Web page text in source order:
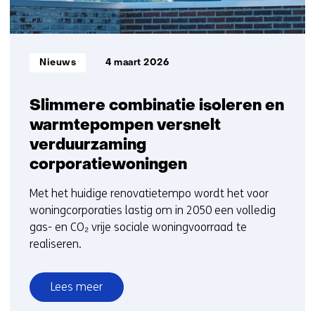
Slimmere combinatie isoleren en
warmtepompen versnelt
verduurzaming
corporatiewoningen
Informatietype:
Nieuws 4 maart 2026
Met het huidige renovatietempo wordt het voor
woningcorporaties lastig om in 2050 een volledig
gas- en CO₂ vrije sociale woningvoorraad te
realiseren.
Lees meer
over